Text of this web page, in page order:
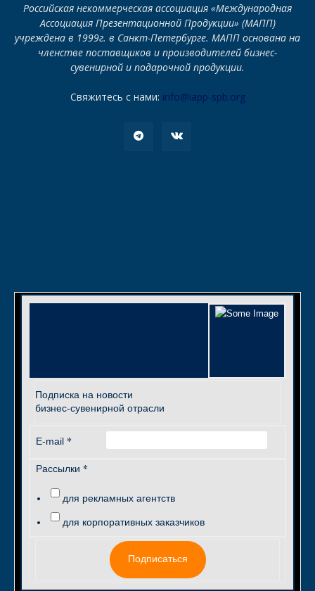
Российская некоммерческая ассоциация «Международная
Ассоциация Презентационной Продукции» (МАПП)
учреждена в 1999г. в Санкт-Петербурге. МАПП основана на
членстве поставщиков и производителей бизнес-
сувенирной и подарочной продукции.
Свяжитесь с нами: info@iapp-spb.org
Подписка на новости
бизнес-сувенирной отрасли
E-mail *
Рассылки *
для рекламных агентств
для корпоративных заказчиков
Подписаться